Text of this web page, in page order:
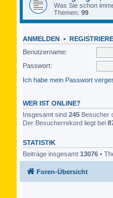
Was Sie schon
Themen: 99
ANMELDEN •
Benutzername:
Passwort:
Ich habe mein Passwort
WER IST ONLINE?
Insgesamt sind 245 Besucher
Der Besucherrekord liegt bei
STATISTIK
Beiträge insgesamt 13076 •
Foren-Übersicht